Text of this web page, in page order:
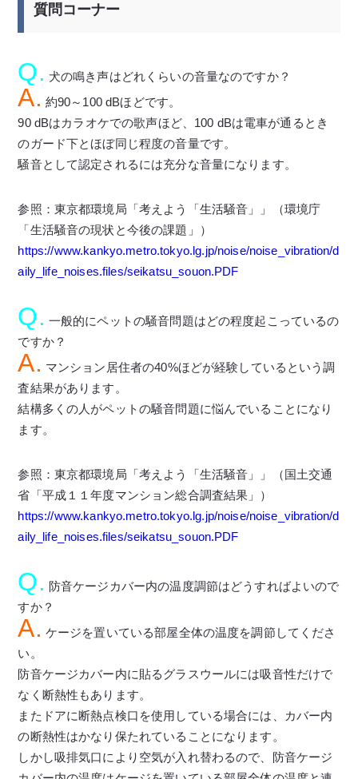
質問コーナー
Q. 犬の鳴き声はどれくらいの音量なのですか？
A. 約90～100 dBほどです。
90 dBはカラオケでの歌声ほど、100 dBは電車が通るとき
のガード下とほぼ同じ程度の音量です。
騒音として認定されるには充分な音量になります。
参照：東京都環境局「考えよう「生活騒音」」（環境庁
「生活騒音の現状と今後の課題」）
https://www.kankyo.metro.tokyo.lg.jp/noise/noise_vibration/d
aily_life_noises.files/seikatsu_souon.PDF
Q. 一般的にペットの騒音問題はどの程度起こっているの
ですか？
A. マンション居住者の40%ほどが経験しているという調
査結果があります。
結構多くの人がペットの騒音問題に悩んでいることになり
ます。
参照：東京都環境局「考えよう「生活騒音」」（国土交通
省「平成１１年度マンション総合調査結果」）
https://www.kankyo.metro.tokyo.lg.jp/noise/noise_vibration/d
aily_life_noises.files/seikatsu_souon.PDF
Q. 防音ケージカバー内の温度調節はどうすればよいので
すか？
A. ケージを置いている部屋全体の温度を調節してくださ
い。
防音ケージカバー内に貼るグラスウールには吸音性だけで
なく断熱性もあります。
またドアに断熱点検口を使用している場合には、カバー内
の断熱性はかなり保たれていることになります。
しかし吸排気口により空気が入れ替わるので、防音ケージ